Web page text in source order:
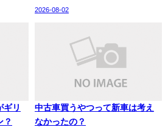
2026-08-02
ギリ
？
中古車買うやつって新車は考え
なかったの？